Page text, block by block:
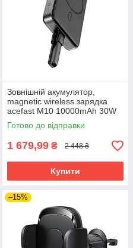
Зовнішній акумулятор,
magnetic wireless зарядка
acefast M10 10000mAh 30W
PD
Готово до відправки
1 679,99 ₴ 2 448 ₴
Купити
–15%